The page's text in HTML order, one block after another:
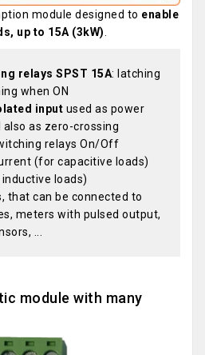
module designed to enable
up to 15A (3kW)
relays SPST 15A: latching
when ON
input used as power
as zero-crossing
relays On/Off
(for capacitive loads)
loads)
that can be connected to
meters with pulsed output,
...
module with many